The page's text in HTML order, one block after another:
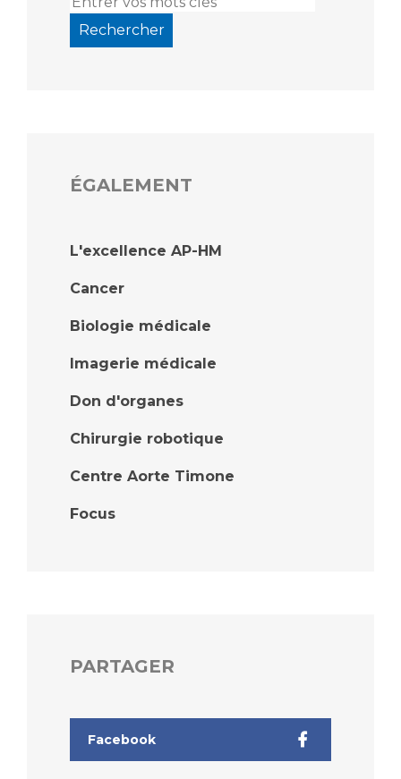
ÉGALEMENT
L'excellence AP-HM
Cancer
Biologie médicale
Imagerie médicale
Don d'organes
Chirurgie robotique
Centre Aorte Timone
Focus
PARTAGER
Facebook